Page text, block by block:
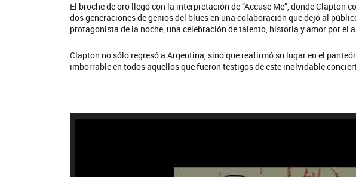
El broche de oro llegó con la interpretación de “Accuse Me”, donde Clapton
dos generaciones de genios del blues en una colaboración que dejó al
protagonista de la noche, una celebración de talento, historia y amor por el
Clapton no sólo regresó a Argentina, sino que reafirmó su lugar en el
imborrable en todos aquellos que fueron testigos de este inolvidable